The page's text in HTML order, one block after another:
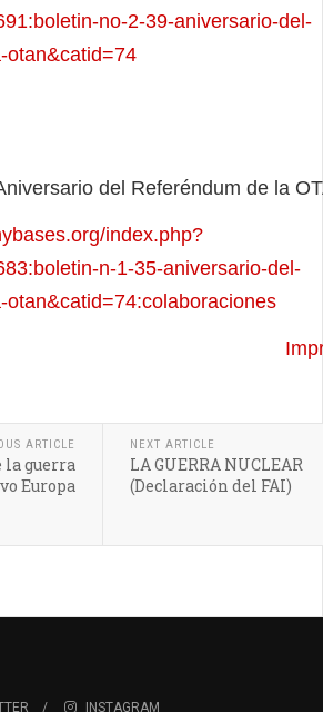
no-2-39-aniversario-del-
otan&catid=74
del Referéndum de la
index.php?
n-1-35-aniversario-del-
otan&catid=74:colaboraciones
ARTICLE
la guerra
Europa
NEXT ARTICLE
LA GUERRA NUCLEAR
(Declaración del FAI)
INSTAGRAM